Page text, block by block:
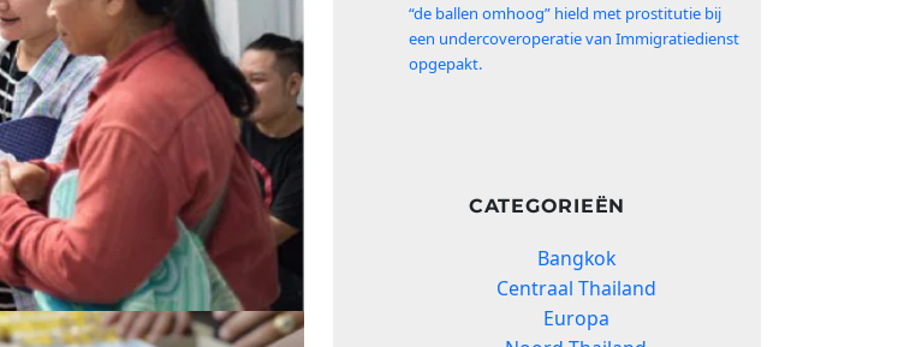
“de ballen omhoog” hield met prostitutie bij
een undercoveroperatie van Immigratiedienst
opgepakt.
CATEGORIEËN
Bangkok
Centraal Thailand
Europa